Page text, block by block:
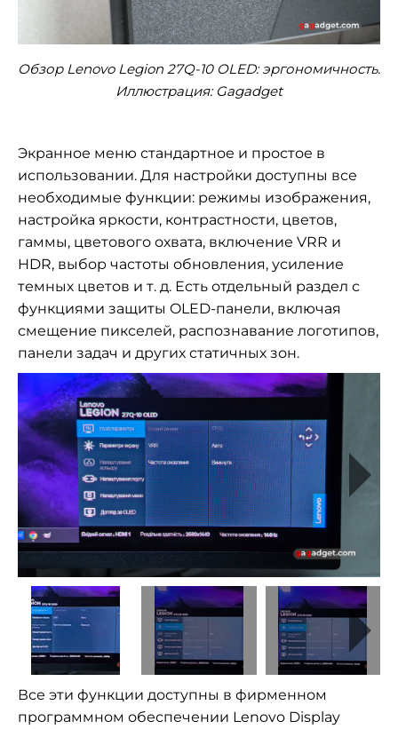
Обзор Lenovo Legion 27Q-10 OLED: эргономичность.
Иллюстрация: Gagadget
Экранное меню стандартное и простое в
использовании. Для настройки доступны все
необходимые функции: режимы изображения,
настройка яркости, контрастности, цветов,
гаммы, цветового охвата, включение VRR и
HDR, выбор частоты обновления, усиление
темных цветов и т. д. Есть отдельный раздел с
функциями защиты OLED-панели, включая
смещение пикселей, распознавание логотипов,
панели задач и других статичных зон.
Все эти функции доступны в фирменном
программном обеспечении Lenovo Display